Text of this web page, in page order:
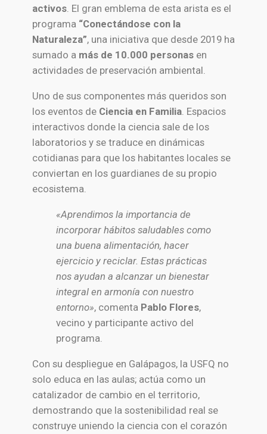
activos. El gran emblema de esta arista es el
programa “Conectándose con la
Naturaleza”, una iniciativa que desde 2019 ha
sumado a más de 10.000 personasen
actividades de preservación ambiental.
Uno de sus componentes más queridos son
los eventos de Ciencia en Familia. Espacios
interactivos donde la ciencia sale de los
laboratorios y se traduce en dinámicas
cotidianas para que los habitantes locales se
conviertan en los guardianes de su propio
ecosistema.
«Aprendimos la importancia de
incorporar hábitos saludables como
una buena alimentación, hacer
ejercicio y reciclar. Estas prácticas
nos ayudan a alcanzar un bienestar
integral en armonía con nuestro
entorno», comenta Pablo Flores,
vecino y participante activo del
programa.
Con su despliegue en Galápagos, la USFQ no
solo educa en las aulas; actúa como un
catalizador de cambio en el territorio,
demostrando que la sostenibilidad real se
construye uniendo la ciencia con el corazón